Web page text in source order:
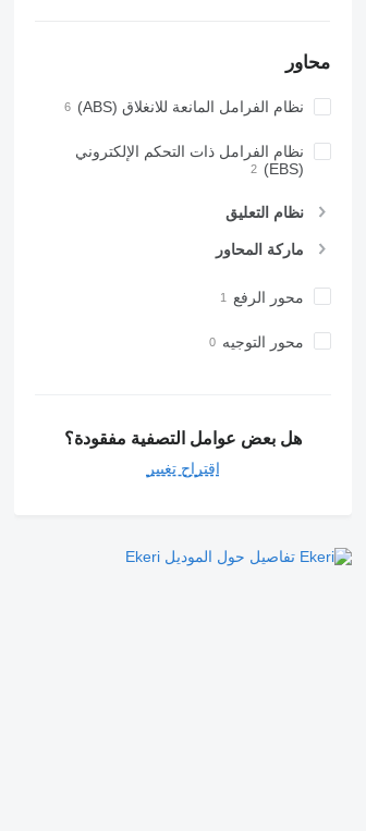
محاور
نظام الفرامل المانعة للانغلاق (ABS)
نظام الفرامل ذات التحكم الإلكتروني
(EBS)
نظام التعليق
ماركة المحاور
محور الرفع
محور التوجيه
هل بعض عوامل التصفية مفقودة؟
اقتراح تغيير
تفاصيل حول الموديل Ekeri